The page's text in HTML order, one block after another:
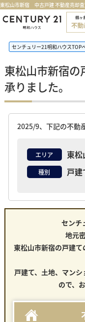
東松山市新宿 中古戸建 不動産売却
センチュリー21明和ハウスTOP
東松山市新宿の
承りました。
2025/9、下記の不動
エリア 東松
種別 戸建
センチ
地元
東松山市新宿の戸建て
戸建て、土地、マン
ので、